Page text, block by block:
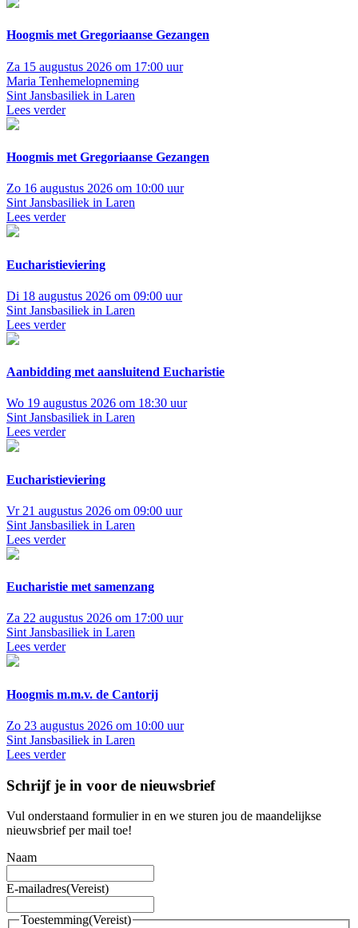
Hoogmis met Gregoriaanse Gezangen
Za 15 augustus 2026 om 17:00 uur
Maria Tenhemelopneming
Sint Jansbasiliek in Laren
Lees verder
Hoogmis met Gregoriaanse Gezangen
Zo 16 augustus 2026 om 10:00 uur
Sint Jansbasiliek in Laren
Lees verder
Eucharistieviering
Di 18 augustus 2026 om 09:00 uur
Sint Jansbasiliek in Laren
Lees verder
Aanbidding met aansluitend Eucharistie
Wo 19 augustus 2026 om 18:30 uur
Sint Jansbasiliek in Laren
Lees verder
Eucharistieviering
Vr 21 augustus 2026 om 09:00 uur
Sint Jansbasiliek in Laren
Lees verder
Eucharistie met samenzang
Za 22 augustus 2026 om 17:00 uur
Sint Jansbasiliek in Laren
Lees verder
Hoogmis m.m.v. de Cantorij
Zo 23 augustus 2026 om 10:00 uur
Sint Jansbasiliek in Laren
Lees verder
Schrijf je in voor de nieuwsbrief
Vul onderstaand formulier in en we sturen jou de maandelijkse
nieuwsbrief per mail toe!
Naam
E-mailadres(Vereist)
Toestemming(Vereist)